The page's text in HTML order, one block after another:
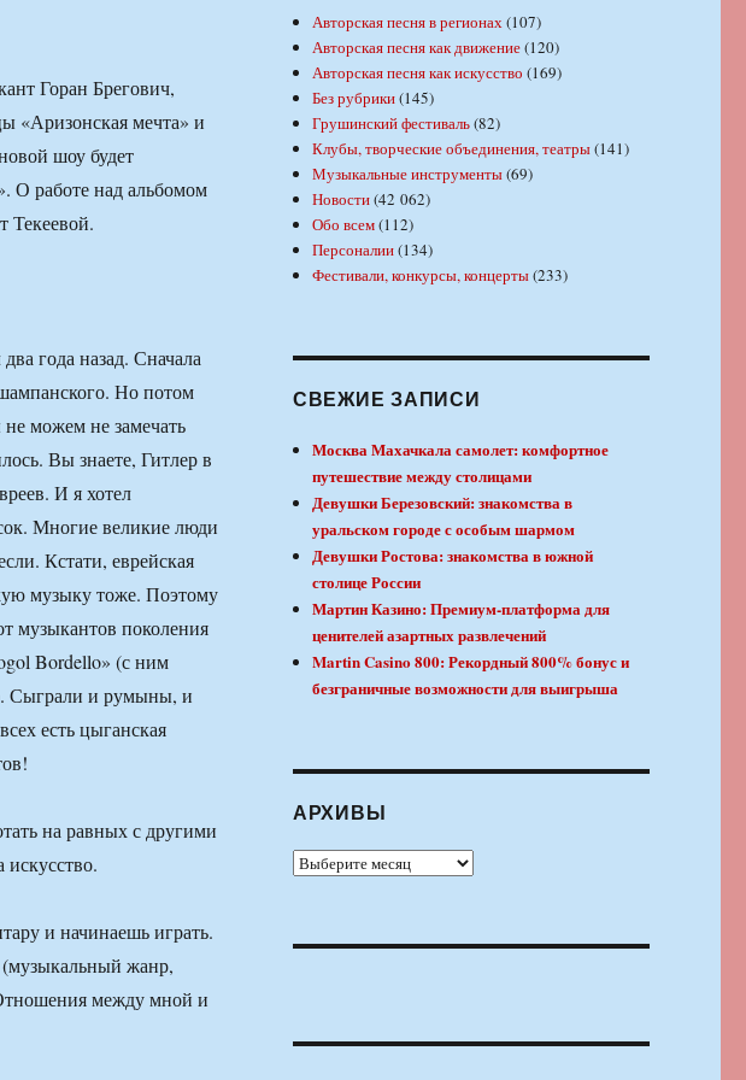
Горан Брегович,
«Аризонская мечта» и
шоу будет
О работе над альбомом
Текеевой.
года назад. Сначала
Но потом
можем не замечать
Вы знаете, Гитлер в
И я хотел
Многие великие люди
Кстати, еврейская
музыку тоже. Поэтому
музыкантов поколения
Bordello» (с ним
Сыграли и румыны, и
есть цыганская
на равных с другими
и начинаешь играть.
(музыкальный жанр,
между мной и
Авторская песня в регионах(107)
Авторская песня как движение(120)
Авторская песня как искусство (169)
Без рубрики(145)
Грушинский фестиваль(82)
Клубы, творческие объединения, театры(141)
Музыкальные инструменты(69)
Новости(42 062)
Обо всем(112)
Персоналии(134)
Фестивали, конкурсы, концерты(233)
СВЕЖИЕ ЗАПИСИ
Москва Махачкала самолет: комфортное
путешествие между столицами
Девушки Березовский: знакомства в
уральском городе с особым шармом
Девушки Ростова: знакомства в южной
столице России
Мартин Казино: Премиум-платформа для
ценителей азартных развлечений
Martin Casino 800: Рекордный 800% бонус и
безграничные возможности для выигрыша
АРХИВЫ
Архивы